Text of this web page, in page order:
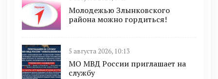
Молодежью Злынковского
района можно гордиться!
5 августа 2026, 10:13
МО МВД России приглашает на
службу